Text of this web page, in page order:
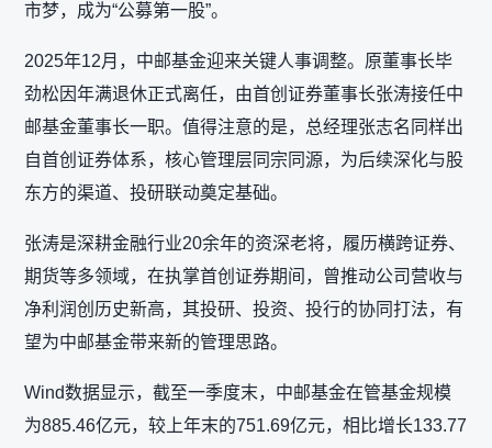
市梦，成为“公募第一股”。
2025年12月，中邮基金迎来关键人事调整。原董事长毕
劲松因年满退休正式离任，由首创证券董事长张涛接任中
邮基金董事长一职。值得注意的是，总经理张志名同样出
自首创证券体系，核心管理层同宗同源，为后续深化与股
东方的渠道、投研联动奠定基础。
张涛是深耕金融行业20余年的资深老将，履历横跨证券、
期货等多领域，在执掌首创证券期间，曾推动公司营收与
净利润创历史新高，其投研、投资、投行的协同打法，有
望为中邮基金带来新的管理思路。
Wind数据显示，截至一季度末，中邮基金在管基金规模
为885.46亿元，较上年末的751.69亿元，相比增长133.77